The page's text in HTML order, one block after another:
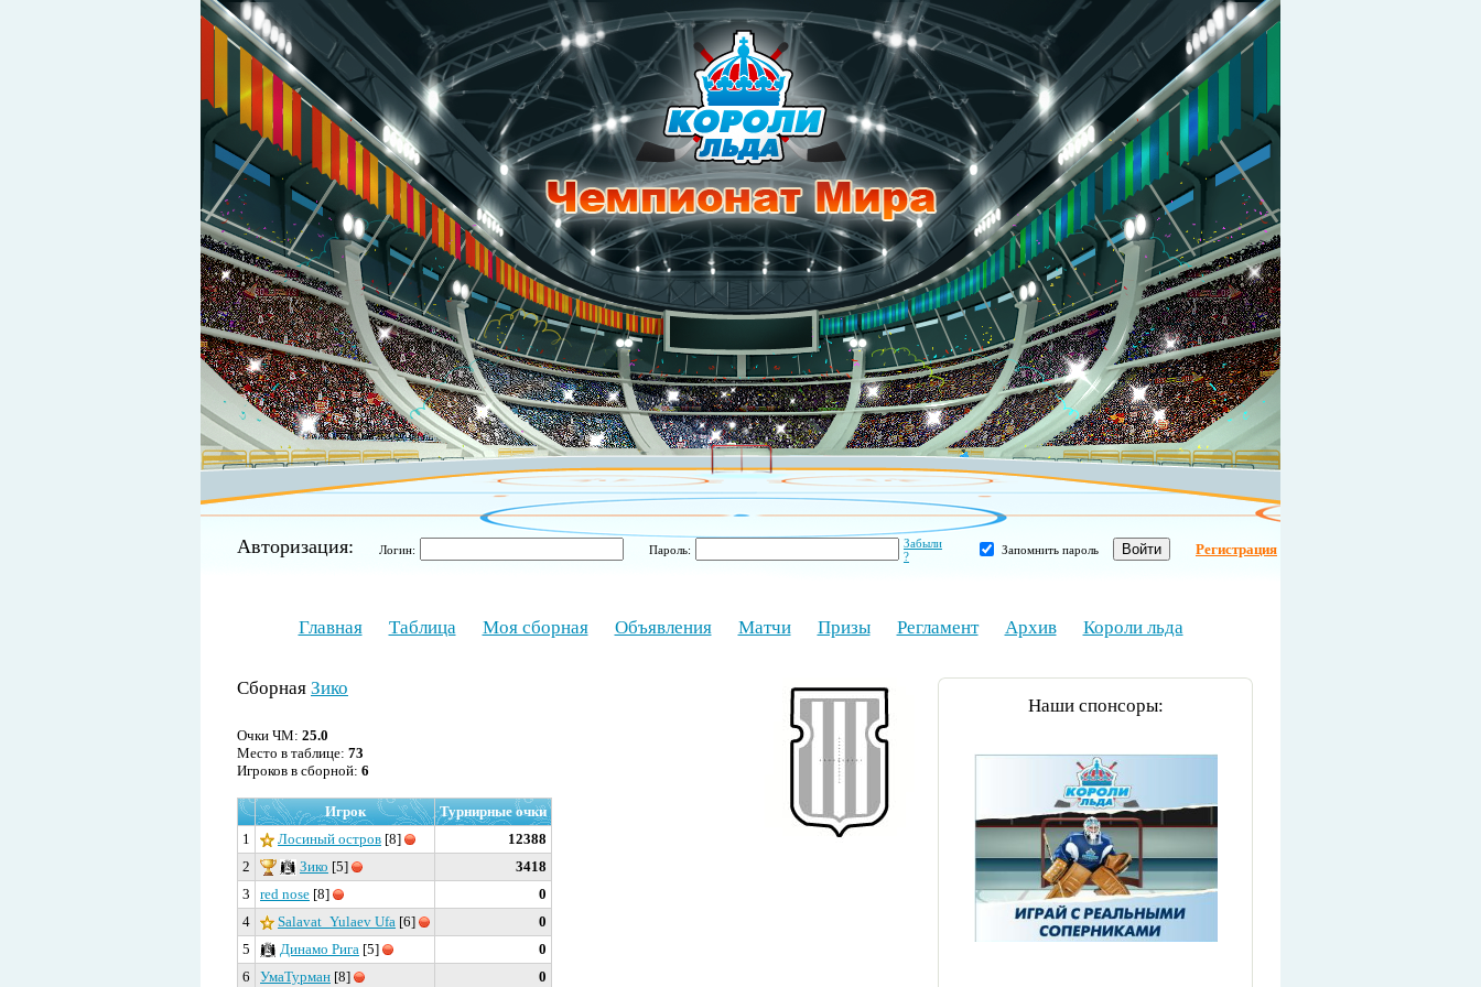
Авторизация: Логин: Пароль:
Забыли
?
Запомнить пароль Регистрация
Главная Таблица Моя сборная Объявления Матчи Призы Регламент Архив Короли льда
Сборная Зико
Очки ЧМ: 25.0
Место в таблице: 73
Игроков в сборной: 6
Игрок
Турнирные очки
1
Лосиный остров [8]
12388
2
Зико [5]
3418
3
red nose [8]
0
4
Salavat_Yulaev Ufa [6]
0
5
Динамо Рига [5]
0
6
УмаТурман [8] 0
Наши спонсоры: